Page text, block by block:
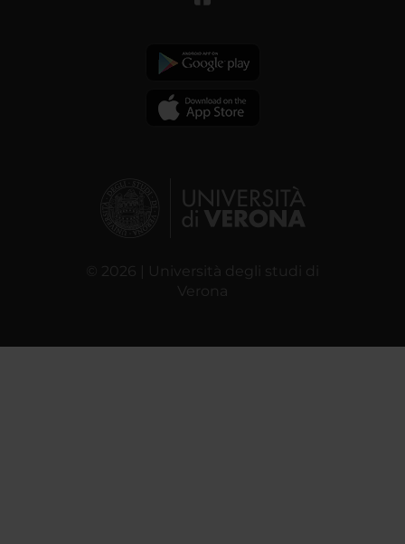
© 2026 | Università degli studi di
Verona